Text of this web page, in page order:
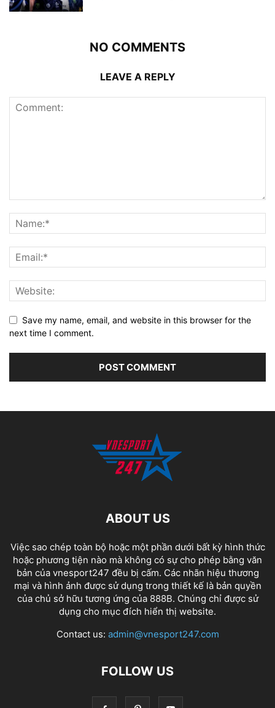
NO COMMENTS
LEAVE A REPLY
Save my name, email, and website in this browser for the
next time I comment.
ABOUT US
Việc sao chép toàn bộ hoặc một phần dưới bất kỳ hình thức
hoặc phương tiện nào mà không có sự cho phép bằng văn
bản của vnesport247 đều bị cấm. Các nhãn hiệu thương
mại và hình ảnh được sử dụng trong thiết kế là bản quyền
của chủ sở hữu tương ứng của 888B. Chúng chỉ được sử
dụng cho mục đích hiển thị website.
Contact us: admin@vnesport247.com
FOLLOW US